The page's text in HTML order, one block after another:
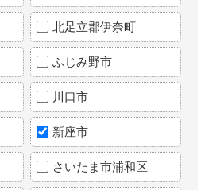
北足立郡伊奈町
ふじみ野市
川口市
新座市
さいたま市浦和区